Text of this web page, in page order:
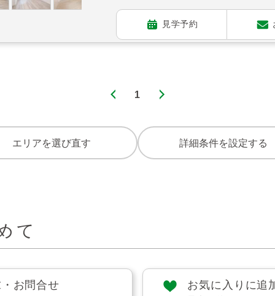
見学予約
1
エリアを選び直す 詳細条件を設定する
て
お問合せ お気に入りに追